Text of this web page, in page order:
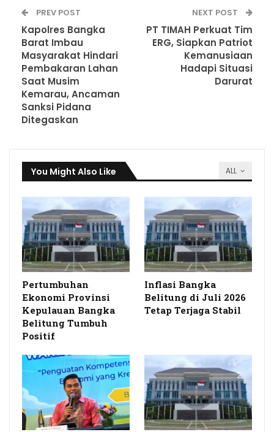
PREV POST
Kapolres Bangka
Barat Imbau
Masyarakat Hindari
Pembakaran Lahan
Saat Musim
Kemarau, Ancaman
Sanksi Pidana
Ditegaskan
NEXT POST
PT TIMAH Perkuat Tim
ERG, Siapkan Patriot
Kemanusiaan
Hadapi Situasi
Darurat
ALL
You Might Also Like
Pertumbuhan
Ekonomi Provinsi
Kepulauan Bangka
Belitung Tumbuh
Positif
Inflasi Bangka
Belitung di Juli 2026
Tetap Terjaga Stabil